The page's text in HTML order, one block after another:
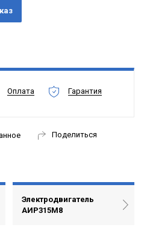
Оплата Гарантия
Поделиться
Электродвигатель
АИР315М8